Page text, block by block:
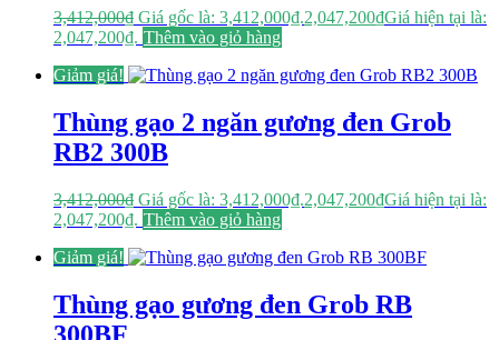
3,412,000₫ Giá gốc là: 3,412,000₫.2,047,200₫Giá hiện tại là:
2,047,200₫. Thêm vào giỏ hàng
Giảm giá!
Thùng gạo 2 ngăn gương đen Grob
RB2 300B
3,412,000₫ Giá gốc là: 3,412,000₫.2,047,200₫Giá hiện tại là:
2,047,200₫. Thêm vào giỏ hàng
Giảm giá!
Thùng gạo gương đen Grob RB
300BF